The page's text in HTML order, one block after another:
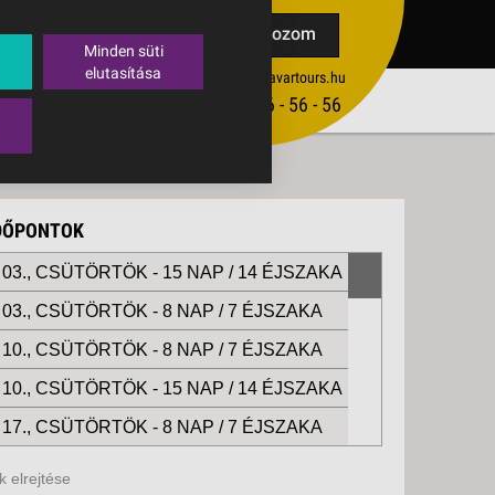
Feliratkozom
ertekesites@budavartours.hu
(+36­ 1) 3 - 56 - 56 - 56
TIPPEK
CSÜTÖRTÖK - 15 NAP / 14 ÉJSZAKA
CSÜTÖRTÖK - 8 NAP / 7 ÉJSZAKA
CSÜTÖRTÖK - 8 NAP / 7 ÉJSZAKA
CSÜTÖRTÖK - 15 NAP / 14 ÉJSZAKA
CSÜTÖRTÖK - 8 NAP / 7 ÉJSZAKA
elrejtése
Minden süti
elutasítása